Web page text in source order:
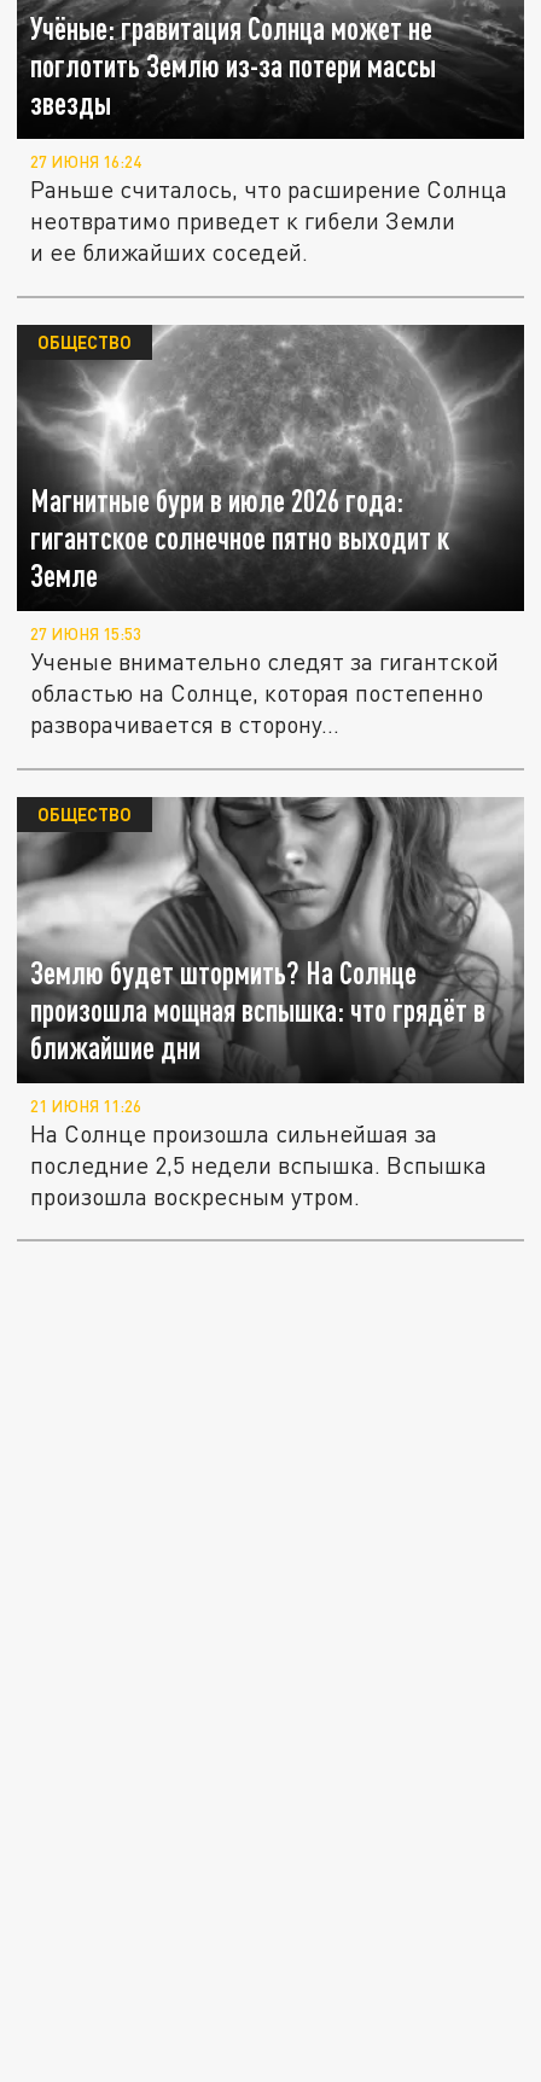
Учёные: гравитация Солнца может не
поглотить Землю из-за потери массы
звезды
27 ИЮНЯ 16:24
Раньше считалось, что расширение Солнца
неотвратимо приведет к гибели Земли
и ее ближайших соседей.
Магнитные бури в июле 2026 года:
гигантское солнечное пятно выходит к
Земле
ОБЩЕСТВО
27 ИЮНЯ 15:53
Ученые внимательно следят за гигантской
областью на Солнце, которая постепенно
разворачивается в сторону...
Землю будет штормить? На Солнце
произошла мощная вспышка: что грядёт в
ближайшие дни
ОБЩЕСТВО
21 ИЮНЯ 11:26
На Солнце произошла сильнейшая за
последние 2,5 недели вспышка. Вспышка
произошла воскресным утром.